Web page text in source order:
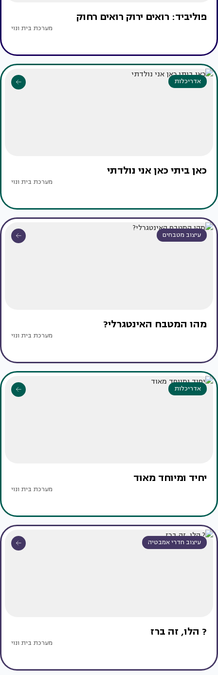
פוליביד: רואים ירוק רואים רחוק
מערכת בית ונוי
אדריכלות
כאן ביתי כאן אני נולדתי
מערכת בית ונוי
עיצוב מטבחים
מהו המטבח האינטגרלי?
מערכת בית ונוי
אדריכלות
יחיד ומיוחד מאוד
מערכת בית ונוי
עיצוב חדרי אמבטיה
? הלו, זה ברז
מערכת בית ונוי